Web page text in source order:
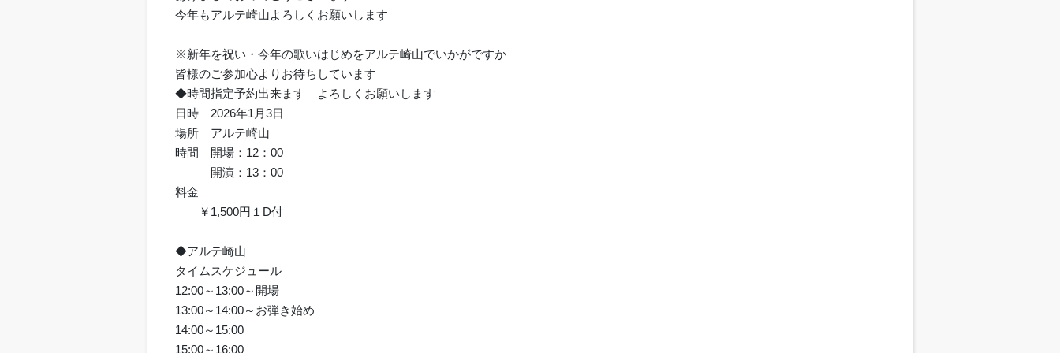
今年もアルテ崎山よろしくお願いします
※新年を祝い・今年の歌いはじめをアルテ崎山でいかがですか
皆様のご参加心よりお待ちしています
◆時間指定予約出来ます よろしくお願いします
日時 2026年1月3日
場所 アルテ崎山
時間 開場：12：00
開演：13：00
料金
￥1,500円１D付
◆アルテ崎山
タイムスケジュール
12:00～13:00～開場
13:00～14:00～お弾き始め
14:00～15:00
15:00～16:00